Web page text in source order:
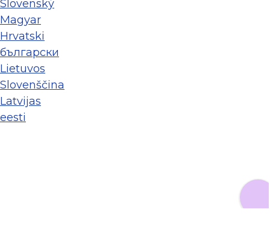
Slovenský
Magyar
Hrvatski
български
Lietuvos
Slovenščina
Latvijas
eesti